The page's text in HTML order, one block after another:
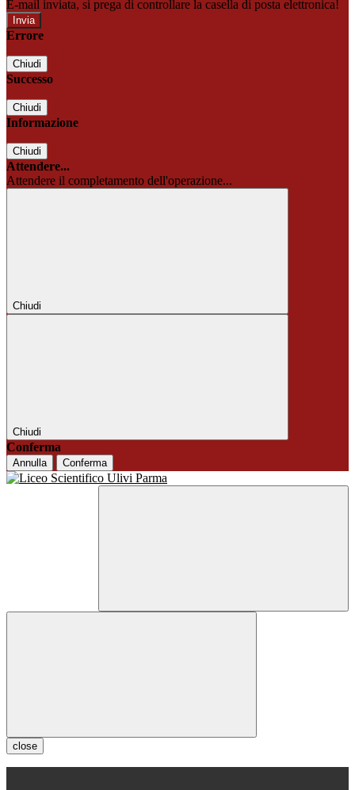
E-mail inviata, si prega di controllare la casella di posta elettronica!
Errore
Chiudi
Successo
Chiudi
Informazione
Chiudi
Attendere...
Attendere il completamento dell'operazione...
Chiudi
Chiudi
Conferma
Annulla Conferma
close